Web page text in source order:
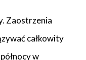
Zaostrzenia
całkowity
w